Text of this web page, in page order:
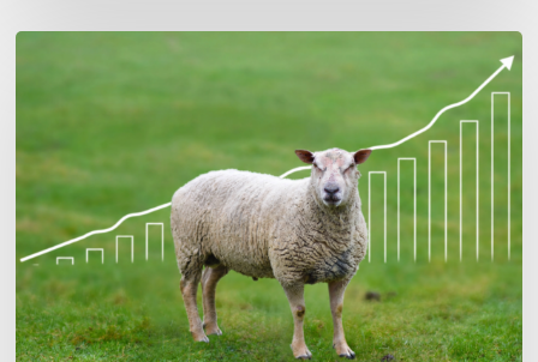
calculs
wallons
de
coûts
de
production
ovins